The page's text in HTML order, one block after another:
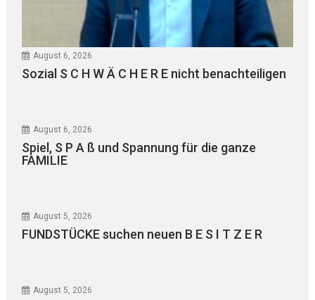
August 6, 2026
Sozial S C H W Ä C H E R E nicht benachteiligen
August 6, 2026
Spiel, S P A ß und Spannung für die ganze
FAMILIE
August 5, 2026
FUNDSTÜCKE suchen neuen B E S I T Z E R
August 5, 2026